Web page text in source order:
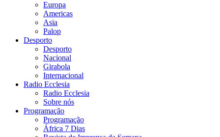
Europa
Americas
Asia
Palop
Desporto
Desporto
Nacional
Girabola
Internacional
Radio Ecclesia
Radio Ecclesia
Sobre nós
Programação
Programação
África 7 Dias